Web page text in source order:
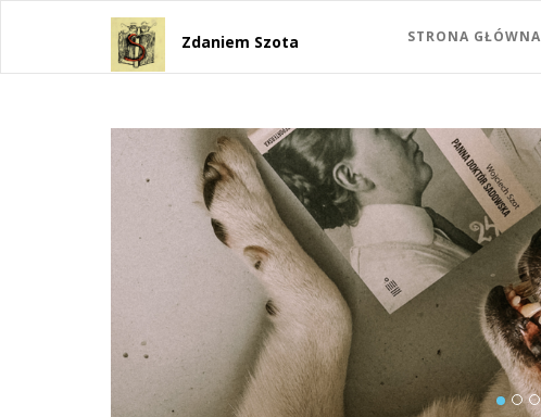
Zdaniem Szota STRONA GŁÓWNA